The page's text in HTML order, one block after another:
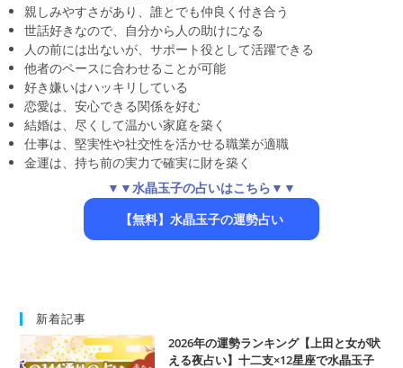
親しみやすさがあり、誰とでも仲良く付き合う
世話好きなので、自分から人の助けになる
人の前には出ないが、サポート役として活躍できる
他者のペースに合わせることが可能
好き嫌いはハッキリしている
恋愛は、安心できる関係を好む
結婚は、尽くして温かい家庭を築く
仕事は、堅実性や社交性を活かせる職業が適職
金運は、持ち前の実力で確実に財を築く
▼▼水晶玉子の占いはこちら▼▼
【無料】水晶玉子の運勢占い
新着記事
2026年の運勢ランキング【上田と女が吠
える夜占い】十二支×12星座で水晶玉子